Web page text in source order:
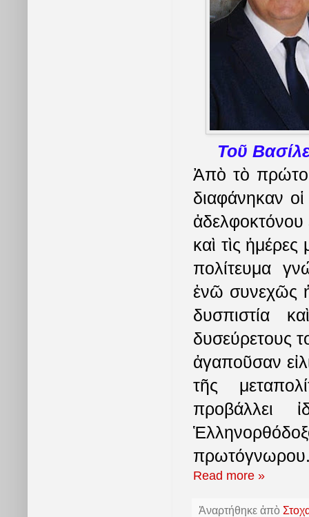
Toῦ
Ἀπὸ τὸ πρώτο
διαφάνηκαν
ἀδελφοκτόνου
καὶ τὶς
πολίτευμα
ἐνῶ συνεχῶς
δυσπιστία
δυσεύρετους
ἀγαποῦσαν
τῆς
προβάλλει
Read more »
Ἀναρτήθηκε ἀπὸ